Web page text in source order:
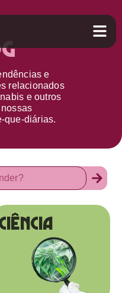
e
relacionados
e outros
que-diárias.